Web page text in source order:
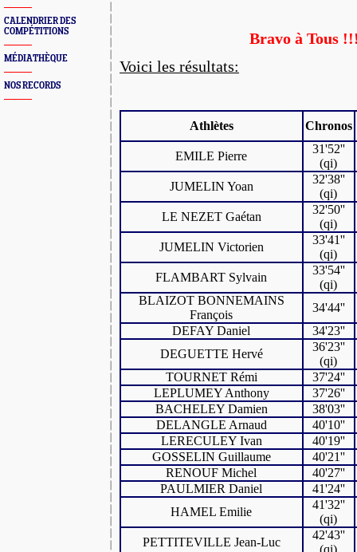
CALENDRIER DES
COMPÉTITIONS
MÉDIATHÈQUE
NOS RECORDS
Bravo à Tous
Voici les résultats:
Athlètes Chronos
EMILE Pierre
31'52''
(qi)
JUMELIN Yoan
32'38''
(qi)
LE NEZET Gaétan
32'50''
(qi)
JUMELIN Victorien
33'41''
(qi)
FLAMBART Sylvain
33'54''
(qi)
BLAIZOT BONNEMAINS
François
34'44''
DEFAY Daniel
34'23''
DEGUETTE Hervé
36'23''
(qi)
TOURNET Rémi
37'24''
LEPLUMEY Anthony
37'26''
BACHELEY Damien
38'03''
DELANGLE Arnaud
40'10''
LERECULEY Ivan
40'19''
GOSSELIN Guillaume
40'21''
RENOUF Michel
40'27''
PAULMIER Daniel
41'24''
HAMEL Emilie
41'32''
(qi)
PETTITEVILLE Jean-Luc
42'43''
(qi)